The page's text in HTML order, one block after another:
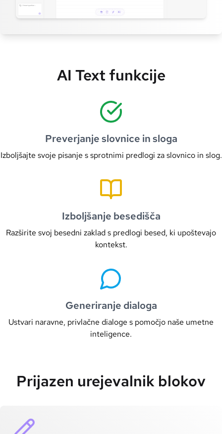
AI Text funkcije
Preverjanje slovnice in sloga
Izboljšajte svoje pisanje s sprotnimi predlogi za slovnico in slog.
Izboljšanje besedišča
Razširite svoj besedni zaklad s predlogi besed, ki upoštevajo
kontekst.
Generiranje dialoga
Ustvari naravne, privlačne dialoge s pomočjo naše umetne
inteligence.
Prijazen urejevalnik blokov